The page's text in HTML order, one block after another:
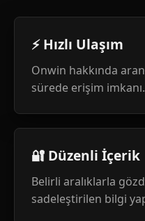
⚡ Hızlı Ulaşım
Onwin hakkında
sürede erişim imkanı.
🔐 Düzenli İçerik
Belirli aralıklarla
sadeleştirilen bilgi